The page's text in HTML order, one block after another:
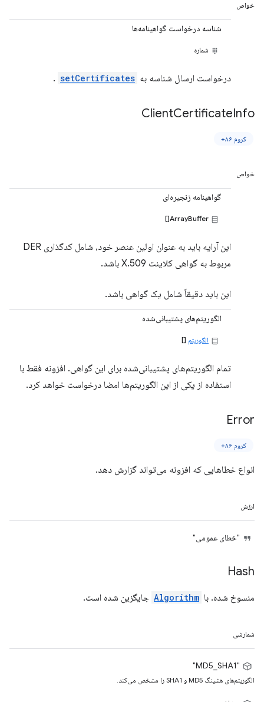
خواص
شناسه درخواست گواهینامه‌ها
شماره
درخواست ارسال شناسه به setCertificates
.
ClientCertificateInfo
کروم ۸۶+
خواص
گواهینامه زنجیره‌ای
این آرایه باید به عنوان اولین عنصر خود، شامل کدگذاری DER
مربوط به گواهی کلاینت X.509 باشد.
این باید دقیقاً شامل یک گواهی باشد.
الگوریتم‌های پشتیبانی‌شده
الگوریتم []
تمام الگوریتم‌های پشتیبانی‌شده برای این گواهی. افزونه فقط با
استفاده از یکی از این الگوریتم‌ها امضا درخواست خواهد کرد.
Error
کروم ۸۶+
انواع خطاهایی که افزونه می‌تواند گزارش دهد.
ارزش
"خطای عمومی"
Hash
منسوخ شده. با Algorithm جایگزین شده است.
شمارشی
"MD5_SHA1"
الگوریتم‌های هشینگ MD5 و SHA1 را مشخص می‌کند.